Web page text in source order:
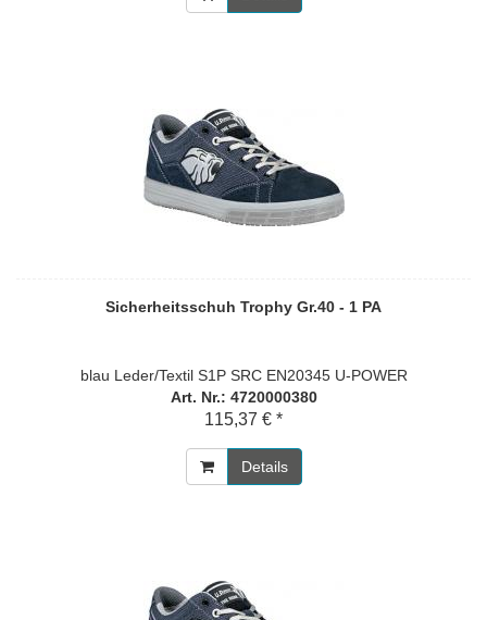
Sicherheitsschuh Trophy Gr.40 - 1 PA
blau Leder/Textil S1P SRC EN20345 U-POWER
Art. Nr.: 4720000380
115,37 € *
Details